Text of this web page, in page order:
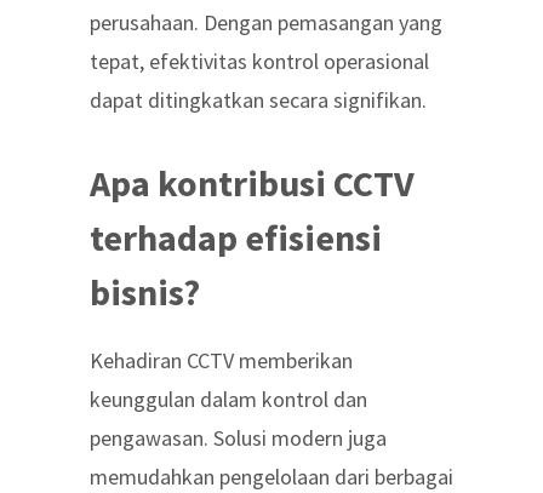
perusahaan. Dengan pemasangan yang
tepat, efektivitas kontrol operasional
dapat ditingkatkan secara signifikan.
Apa kontribusi CCTV
terhadap efisiensi
bisnis?
Kehadiran CCTV memberikan
keunggulan dalam kontrol dan
pengawasan. Solusi modern juga
memudahkan pengelolaan dari berbagai